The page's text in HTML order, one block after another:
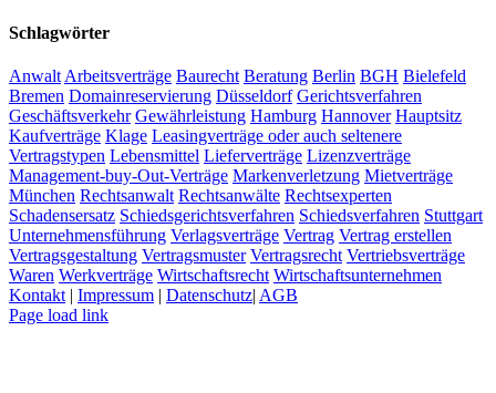
Schlagwörter
Anwalt Arbeitsverträge Baurecht Beratung Berlin BGH Bielefeld
Bremen Domainreservierung Düsseldorf Gerichtsverfahren
Geschäftsverkehr Gewährleistung Hamburg Hannover Hauptsitz
Kaufverträge Klage Leasingverträge oder auch seltenere
Vertragstypen Lebensmittel Lieferverträge Lizenzverträge
Management-buy-Out-Verträge Markenverletzung Mietverträge
München Rechtsanwalt Rechtsanwälte Rechtsexperten
Schadensersatz Schiedsgerichtsverfahren Schiedsverfahren Stuttgart
Unternehmensführung Verlagsverträge Vertrag Vertrag erstellen
Vertragsgestaltung Vertragsmuster Vertragsrecht Vertriebsverträge
Waren Werkverträge Wirtschaftsrecht Wirtschaftsunternehmen
Kontakt | Impressum | Datenschutz| AGB
Page load link